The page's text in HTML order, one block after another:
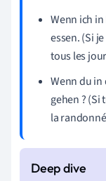
Wenn ich
essen. (Si
tous les
Wenn du in
gehen ? (Si
la